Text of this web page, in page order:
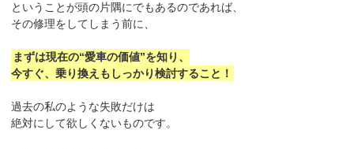
ということが頭の片隅にでもあるのであれば、
その修理をしてしまう前に、
まずは現在の“愛車の価値”を知り、
今すぐ、乗り換えもしっかり検討すること！
過去の私のような失敗だけは
絶対にして欲しくないものです。